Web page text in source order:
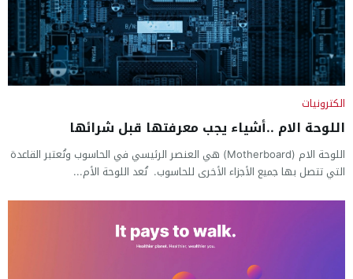
الكترونيات
اللوحة الام ..أشياء يجب معرفتها قبل شرائها
اللوحة الام (Motherboard) هي العنصر الرئيسي في الحاسوب وتُعتبر القاعدة
التي تتصل بها جميع الأجزاء الأخرى للحاسوب. تُعد اللوحة الأم...